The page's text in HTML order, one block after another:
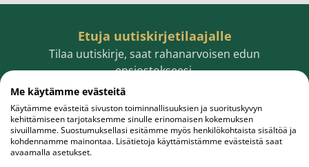
Etuja uutiskirjetilaajalle
Tilaa uutiskirje, saat rahanarvoisen edun
ensiostokseesi.
Sähköpostiosoite
Tilaa
Me käytämme evästeitä
Käytämme evästeitä sivuston toiminnallisuuksien ja suorituskyvyn
kehittämiseen tarjotaksemme sinulle erinomaisen kokemuksen
sivuillamme. Suostumuksellasi esitämme myös henkilökohtaista sisältöä ja
kohdennamme mainontaa. Lisätietoja käyttämistämme evästeistä saat
avaamalla asetukset.